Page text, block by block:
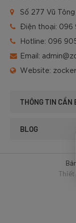
Số 277 Vũ
Điện thoại: 096
Hotline: 096
Email:
Website:
THÔNG TIN CẦN
BLOG
Thiết